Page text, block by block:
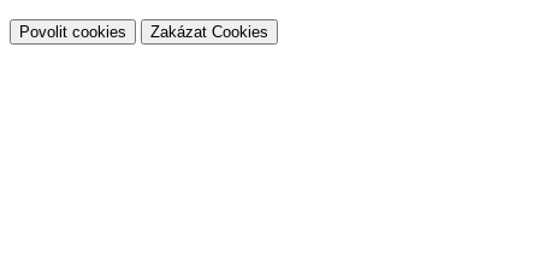
Povolit cookies Zakázat Cookies